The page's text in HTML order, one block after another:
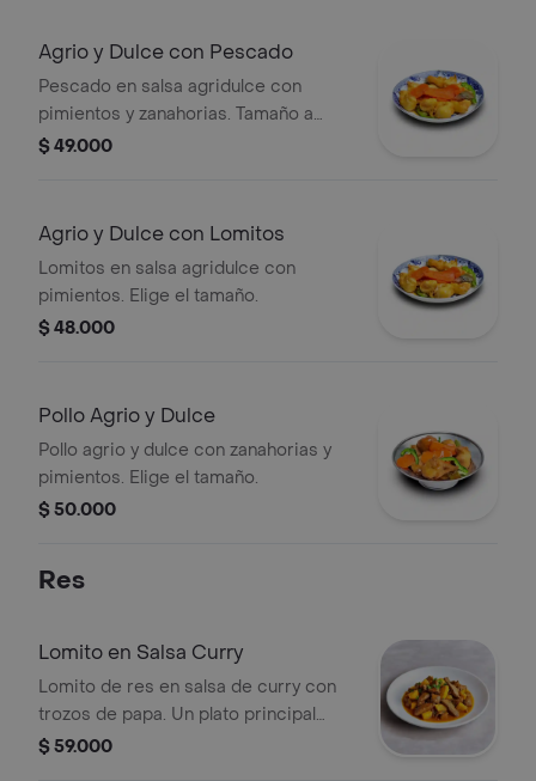
Agrio y Dulce con Pescado
Pescado en salsa agridulce con
pimientos y zanahorias. Tamaño a
elección.
$ 49.000
Agrio y Dulce con Lomitos
Lomitos en salsa agridulce con
pimientos. Elige el tamaño.
$ 48.000
Pollo Agrio y Dulce
Pollo agrio y dulce con zanahorias y
pimientos. Elige el tamaño.
$ 50.000
Res
Lomito en Salsa Curry
Lomito de res en salsa de curry con
trozos de papa. Un plato principal
lleno de sabor.
$ 59.000